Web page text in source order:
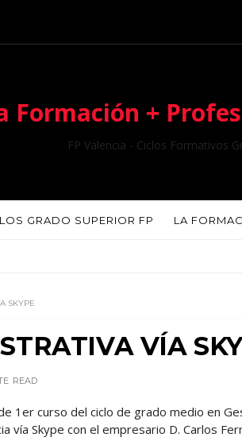
Formación +
FP Valencia - Ciclos Formativos
GRADO SUPERIOR FP LA
SKYPE
VÍA
READ
1er curso del ciclo de grado medio en
vía Skype con el empresario D. Carlos